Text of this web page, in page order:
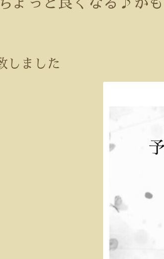
ょっと良くなる♪かも
しました